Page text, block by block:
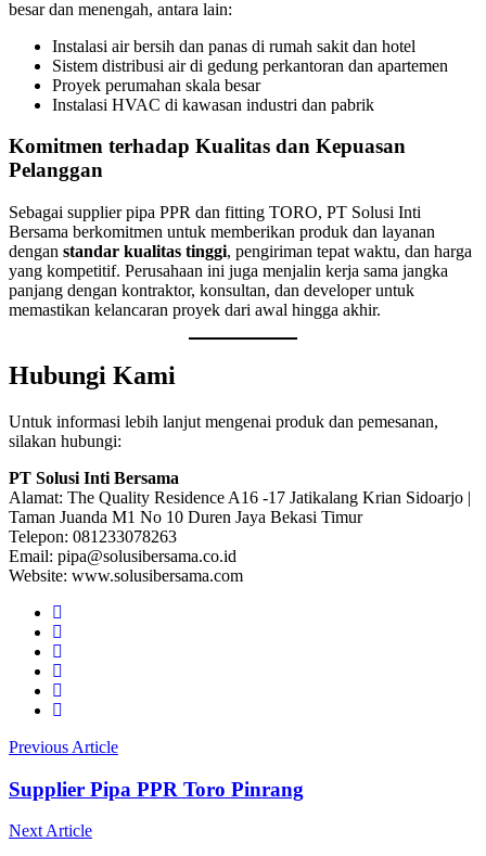
besar dan menengah, antara lain:
Instalasi air bersih dan panas di rumah sakit dan hotel
Sistem distribusi air di gedung perkantoran dan apartemen
Proyek perumahan skala besar
Instalasi HVAC di kawasan industri dan pabrik
Komitmen terhadap Kualitas dan Kepuasan
Pelanggan
Sebagai supplier pipa PPR dan fitting TORO, PT Solusi Inti
Bersama berkomitmen untuk memberikan produk dan layanan
dengan standar kualitas tinggi, pengiriman tepat waktu, dan harga
yang kompetitif. Perusahaan ini juga menjalin kerja sama jangka
panjang dengan kontraktor, konsultan, dan developer untuk
memastikan kelancaran proyek dari awal hingga akhir.
Hubungi Kami
Untuk informasi lebih lanjut mengenai produk dan pemesanan,
silakan hubungi:
PT Solusi Inti Bersama
Alamat: The Quality Residence A16 -17 Jatikalang Krian Sidoarjo |
Taman Juanda M1 No 10 Duren Jaya Bekasi Timur
Telepon: 081233078263
Email: pipa@solusibersama.co.id
Website: www.solusibersama.com
Previous Article
Supplier Pipa PPR Toro Pinrang
Next Article